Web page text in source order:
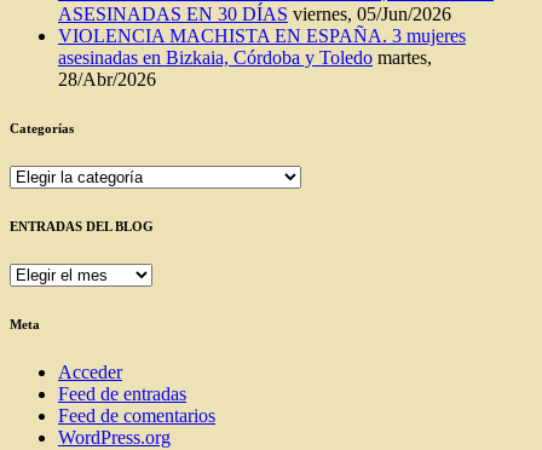
ASESINADAS EN 30 DÍAS viernes, 05/Jun/2026
VIOLENCIA MACHISTA EN ESPAÑA. 3 mujeres
asesinadas en Bizkaia, Córdoba y Toledo martes,
28/Abr/2026
Categorías
Categorías
ENTRADAS DEL BLOG
ENTRADAS
BLOG
Meta
Acceder
Feed de entradas
Feed de comentarios
WordPress.org